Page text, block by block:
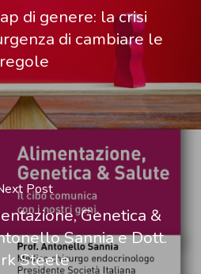
di genere: la crisi
di cambiare le
regole
Post
Genetica &
Sannia e Dott.
Steele